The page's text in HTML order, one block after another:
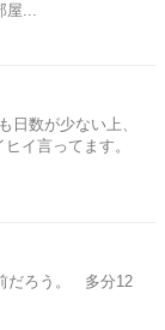
...
数が少ない上、
イ言ってます。
ろう。 多分12